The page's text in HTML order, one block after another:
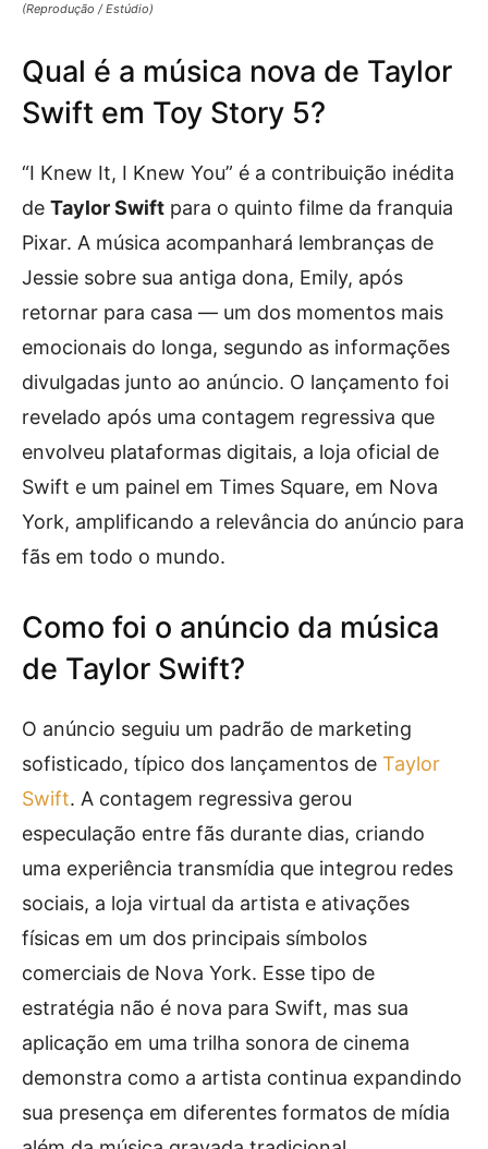
(Reprodução / Estúdio)
Qual é a música nova de Taylor
Swift em Toy Story 5?
“I Knew It, I Knew You” é a contribuição inédita
de Taylor Swift para o quinto filme da franquia
Pixar. A música acompanhará lembranças de
Jessie sobre sua antiga dona, Emily, após
retornar para casa — um dos momentos mais
emocionais do longa, segundo as informações
divulgadas junto ao anúncio. O lançamento foi
revelado após uma contagem regressiva que
envolveu plataformas digitais, a loja oficial de
Swift e um painel em Times Square, em Nova
York, amplificando a relevância do anúncio para
fãs em todo o mundo.
Como foi o anúncio da música
de Taylor Swift?
O anúncio seguiu um padrão de marketing
sofisticado, típico dos lançamentos de Taylor
Swift. A contagem regressiva gerou
especulação entre fãs durante dias, criando
uma experiência transmídia que integrou redes
sociais, a loja virtual da artista e ativações
físicas em um dos principais símbolos
comerciais de Nova York. Esse tipo de
estratégia não é nova para Swift, mas sua
aplicação em uma trilha sonora de cinema
demonstra como a artista continua expandindo
sua presença em diferentes formatos de mídia